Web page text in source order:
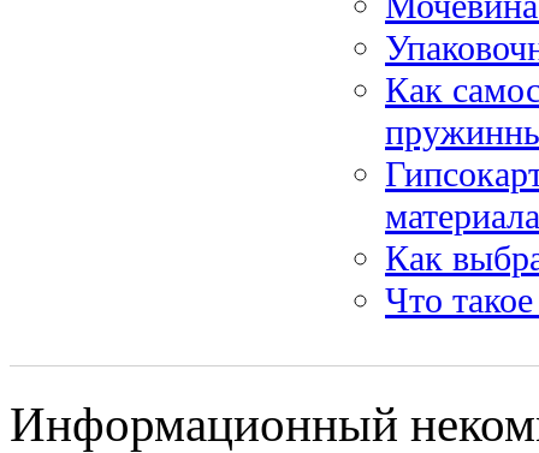
Как
материала
Как
Что
Информационный